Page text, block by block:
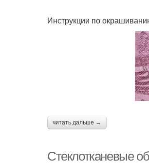
Инструкции по
читать дальше →
Стеклотканевые